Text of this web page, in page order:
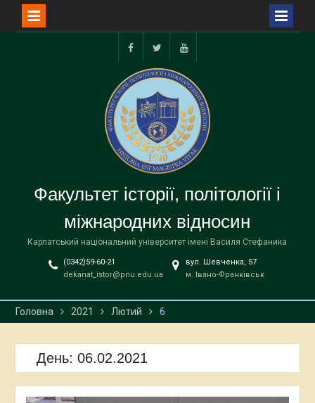
facebooktwitter youtube
Факультет історії, політології і
міжнародних відносин
Карпатський національний університет імені Василя Стефаника
(0342)59-60-21
dekanat_istor@pnu.edu.ua
вул. Шевченка, 57
м. Івано-Франківськ
Головна 2021 Лютий 6
День: 06.02.2021